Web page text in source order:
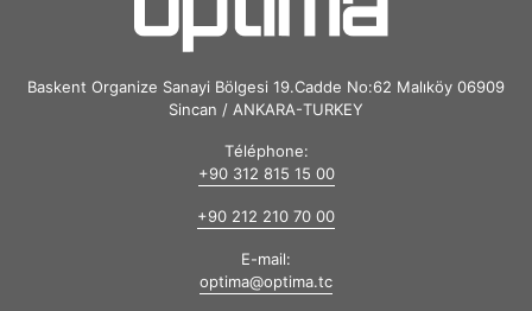
Baskent Organize Sanayi Bölgesi 19.Cadde No:62 Malıköy 06909
Sincan / ANKARA-TURKEY
Téléphone:
+90 312 815 15 00
+90 212 210 70 00
E-mail:
optima@optima.tc